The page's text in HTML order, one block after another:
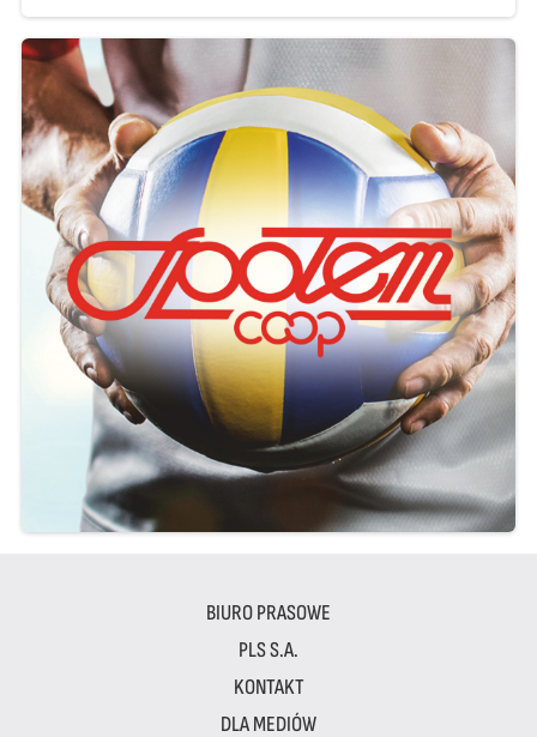
BIURO PRASOWE
PLS S.A.
KONTAKT
DLA MEDIÓW